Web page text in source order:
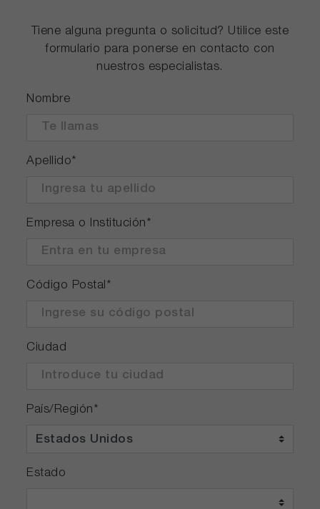
Tiene alguna pregunta o solicitud? Utilice este
formulario para ponerse en contacto con
nuestros especialistas.
Nombre
Apellido*
Empresa o Institución*
Código Postal*
Ciudad
País/Región*
Estado